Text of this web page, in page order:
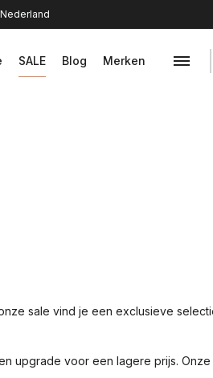
SALE Blog Merken
sale vind je een exclusieve
upgrade voor een lagere prijs. Onze